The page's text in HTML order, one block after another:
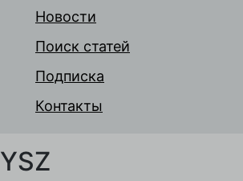
Новости
Поиск статей
Подписка
Контакты
YSZ